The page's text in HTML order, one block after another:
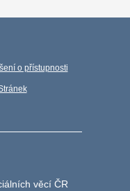
o přístupnosti
věcí ČR